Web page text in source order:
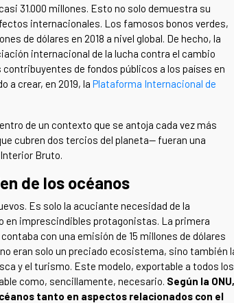
31.000 millones. Esto no solo demuestra su
internacionales. Los famosos bonos verdes,
de dólares en 2018 a nivel global. De hecho, la
internacional de la lucha contra el cambio
de fondos públicos a los países en
a crear, en 2019, la Plataforma Internacional de
de un contexto que se antoja cada vez más
cubren dos tercios del planeta— fueran una
Bruto.
de los océanos
Es solo la acuciante necesidad de la
en imprescindibles protagonistas. La primera
con una emisión de 15 millones de dólares
eran solo un preciado ecosistema, sino también
y el turismo. Este modelo, exportable a todos los
como, sencillamente, necesario. Según la ONU,
tanto en aspectos relacionados con el